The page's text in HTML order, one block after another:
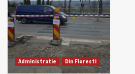
Administratie Din Floresti